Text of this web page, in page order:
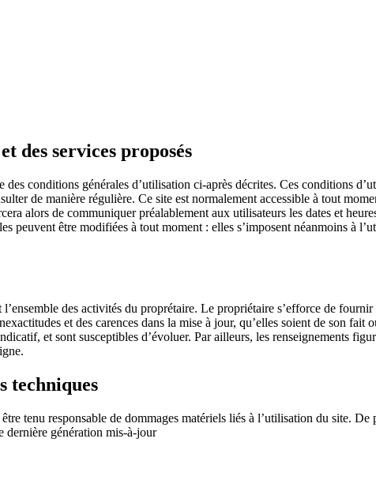
des services proposés
conditions générales d’utilisation ci-après décrites. Ces conditions
de manière régulière. Ce site est normalement accessible à tout
alors de communiquer préalablement aux utilisateurs les dates et
peuvent être modifiées à tout moment : elles s’imposent néanmoins à
des activités du proprétaire. Le propriétaire s’efforce de
et des carences dans la mise à jour, qu’elles soient de son
et sont susceptibles d’évoluer. Par ailleurs, les renseignements
techniques
tenu responsable de dommages matériels liés à l’utilisation du site. De
dernière génération mis-à-jour